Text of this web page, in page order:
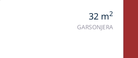
32 m2
GARSONJERA